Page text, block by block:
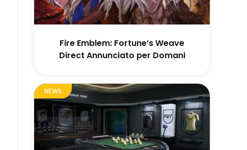
Fire Emblem: Fortune’s Weave
Direct Annunciato per Domani
NEWS